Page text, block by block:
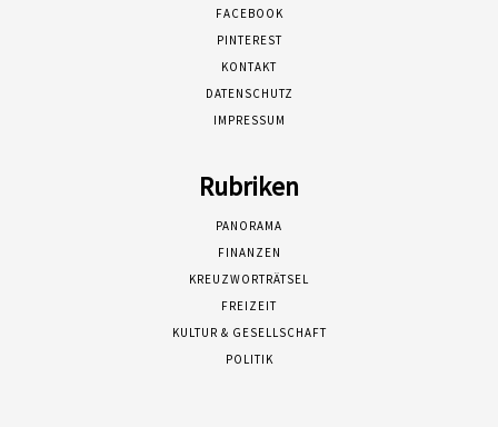
FACEBOOK
PINTEREST
KONTAKT
DATENSCHUTZ
IMPRESSUM
Rubriken
PANORAMA
FINANZEN
KREUZWORTRÄTSEL
FREIZEIT
KULTUR & GESELLSCHAFT
POLITIK